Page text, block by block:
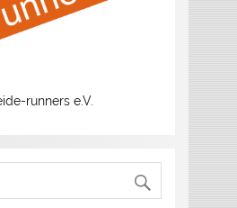
runners e.V.